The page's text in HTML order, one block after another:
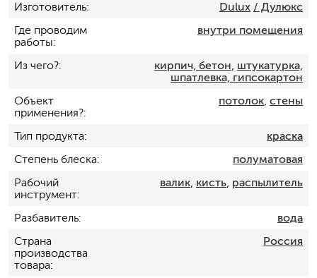
Изготовитель Dulux / Дулюкс
Где проводим
работы
внутри помещения
Из чего? кирпич, бетон штукатурка,
шпатлевка, гипсокартон
Объект
применения?
потолок, стены
Тип продукта
краска
Степень блеска
полуматовая
Рабочий
инструмент
валик, кисть, распылитель
Разбавитель
вода
Страна
производства
товара
Россия